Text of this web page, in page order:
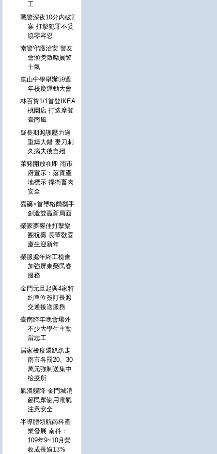
工
戰警深夜10分內破2
案 打擊犯罪不妥
協零容忍
南警守護治安 警友
會頒獎激勵員警
士氣
崑山中學舉辦59週
年校慶運動大會
林百貨1/1首登IKEA
桃園店 打造摩登
臺南風
疑長期照護壓力過
重鑄大錯 妻刀刺
久病夫後自殘
萊豬開放在即 南市
府宣示：落實產
地標示 捍衛畜肉
安全
嘉藥×首璽格爾攜手
創造雙贏新局面
榮家夢響佳打擊樂
團祝壽 長輩歡喜
慶生迎新年
榮服處年終工檢會
加強屏東榮民眷
服務
金門元旦起與4家特
約單位簽訂長照
交通接送服務
臺南跨年晚會場外
不少大學生主動
當志工
居家檢疫還趴趴走
南市各罰20、30
萬元強制送集中
檢疫所
氣溫驟降 金門城消
籲民眾使用電氣
注意安全
半導體領航南科產
業發展 南科：
109年9~10月營
收成長逾13%